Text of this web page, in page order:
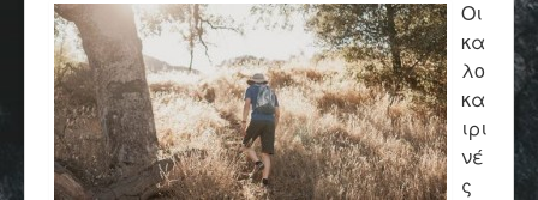
Οι
κα
λο
κα
ιρι
νέ
ς